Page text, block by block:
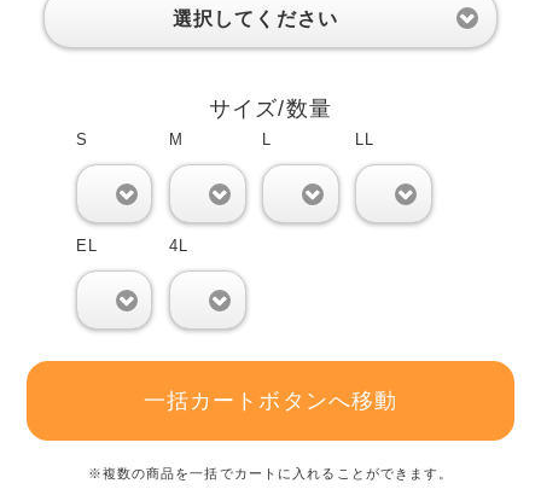
選択してください
サイズ/数量
S M L LL
EL 4L
一括カートボタンへ移動
※複数の商品を一括でカートに入れることができます。